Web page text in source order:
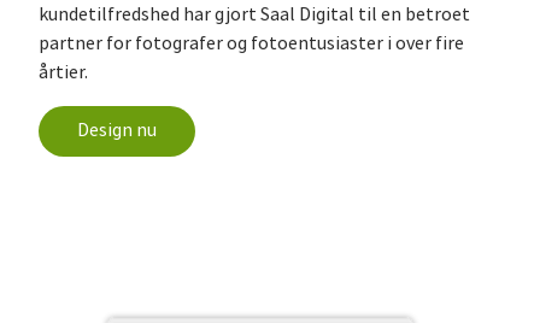
kundetilfredshed har gjort Saal Digital til en betroet
partner for fotografer og fotoentusiaster i over fire
årtier.
Design nu